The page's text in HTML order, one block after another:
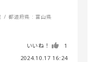
都道府県 : 富山県
いいね！
1
2024.10.17 16:24